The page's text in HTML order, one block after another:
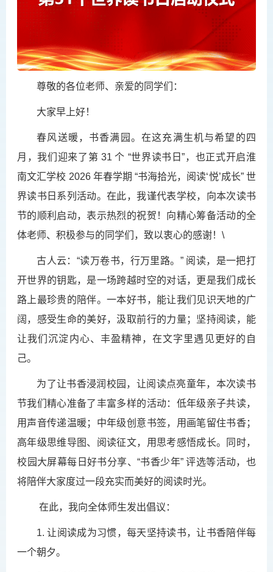
尊敬的各位老师、亲爱的同学们：
大家早上好！
春风送暖，书香满园。在这充满生机与希望的四
月，我们迎来了第 31 个 “世界读书日”，也正式开启淮
南文汇学校 2026 年春学期 “书海拾光，阅读‘悦’成长” 世
界读书日系列活动。在此，我谨代表学校，向本次读书
节的顺利启动，表示热烈的祝贺！向精心筹备活动的全
体老师、积极参与的同学们，致以衷心的感谢！\
古人云：“读万卷书，行万里路。” 阅读，是一把打
开世界的钥匙，是一场跨越时空的对话，更是我们成长
路上最珍贵的陪伴。一本好书，能让我们见识天地的广
阔，感受生命的美好，汲取前行的力量；坚持阅读，能
让我们沉淀内心、丰盈精神，在文字里遇见更好的自
己。
为了让书香浸润校园，让阅读点亮童年，本次读书
节我们精心准备了丰富多样的活动：低年级亲子共读，
用声音传递温暖；中年级创意书签，用画笔留住书香；
高年级思维导图、阅读征文，用思考感悟成长。同时，
校园大屏幕每日好书分享、“书香少年” 评选等活动，也
将陪伴大家度过一段充实而美好的阅读时光。
在此，我向全体师生发出倡议：
1. 让阅读成为习惯，每天坚持读书，让书香陪伴每
一个朝夕。